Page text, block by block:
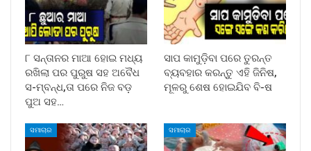
୮ ସନ୍ତାନର ମାଆ ହୋଇ ମଧ୍ୟ
ରଖିଲା ପର ପୁରୁଷ ସହ ଅବୈଧ
ସ-ମ୍ବନ୍ଧ,ତା ପରେ ନିଜ ବଡ଼
ପୁଅ ସହ…
ସାପ କାମୁଡ଼ିବା ପରେ ତୁରନ୍ତ
ବ୍ୟବହାର କରନ୍ତୁ ଏହି ଜିନିଷ,
ମୂଳରୁ ଶେଷ ହୋଇଯିବ ବି-ଷ
ସମାଚାର ସମାଚାର